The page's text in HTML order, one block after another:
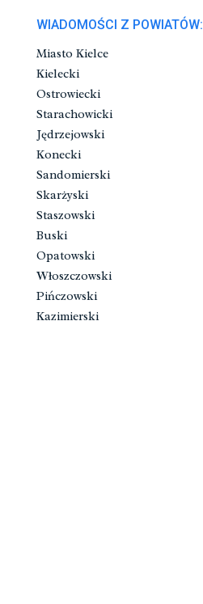
WIADOMOŚCI Z POWIATÓW:
Miasto Kielce
Kielecki
Ostrowiecki
Starachowicki
Jędrzejowski
Konecki
Sandomierski
Skarżyski
Staszowski
Buski
Opatowski
Włoszczowski
Pińczowski
Kazimierski